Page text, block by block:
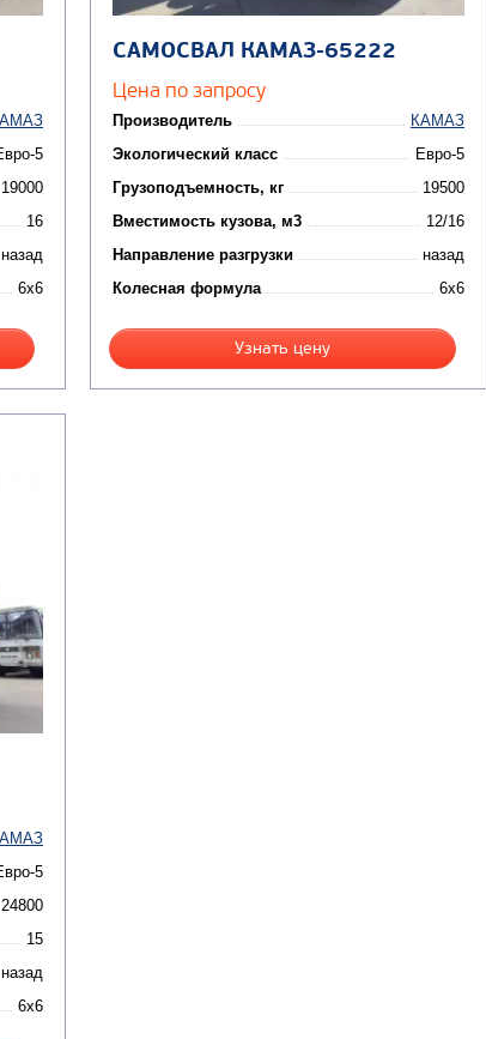
5
19000
16
назад
6x6
САМОСВАЛ КАМАЗ-65222
Цена по запросу
Производитель
КАМАЗ
Экологический класс
Евро-5
Грузоподъемность, кг
19500
Вместимость кузова, м3
12/16
Направление разгрузки
назад
Колесная формула
6x6
Узнать цену
5
24800
15
назад
6x6